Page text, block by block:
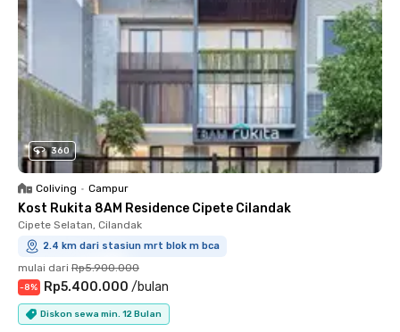
360
Coliving • Campur
Kost Rukita 8AM Residence Cipete Cilandak
Cipete Selatan, Cilandak
2.4 km dari stasiun mrt blok m bca
mulai dari Rp5.900.000
-8% Rp5.400.000 /bulan
Diskon sewa min. 12 Bulan